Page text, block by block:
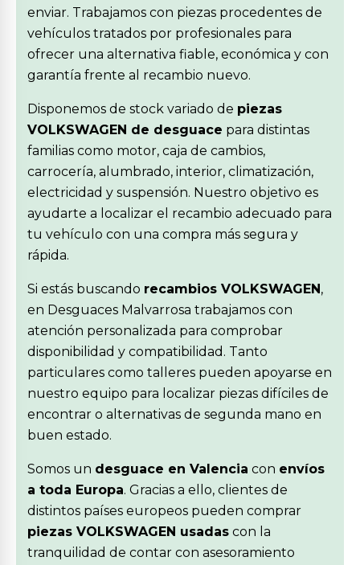
enviar. Trabajamos con piezas procedentes de
vehículos tratados por profesionales para
ofrecer una alternativa fiable, económica y con
garantía frente al recambio nuevo.
Disponemos de stock variado de piezas
VOLKSWAGEN de desguace para distintas
familias como motor, caja de cambios,
carrocería, alumbrado, interior, climatización,
electricidad y suspensión. Nuestro objetivo es
ayudarte a localizar el recambio adecuado para
tu vehículo con una compra más segura y
rápida.
Si estás buscando recambios VOLKSWAGEN,
en Desguaces Malvarrosa trabajamos con
atención personalizada para comprobar
disponibilidad y compatibilidad. Tanto
particulares como talleres pueden apoyarse en
nuestro equipo para localizar piezas difíciles de
encontrar o alternativas de segunda mano en
buen estado.
Somos un desguace en Valencia con envíos
a toda Europa. Gracias a ello, clientes de
distintos países europeos pueden comprar
piezas VOLKSWAGEN usadas con la
tranquilidad de contar con asesoramiento